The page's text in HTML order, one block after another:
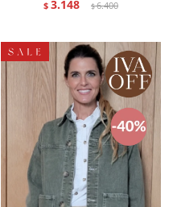
$ 3.148 $6.400